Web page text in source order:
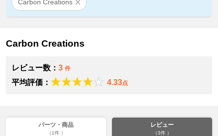
Carbon Creations
Carbon Creations
レビュー数： 3 件
平均評価： 4.33点
パーツ・商品
（1件 ）
レビュー
（3件 ）